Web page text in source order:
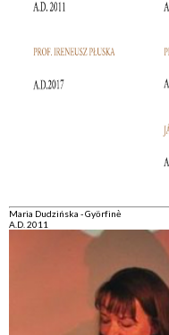
Maria Dudzińska - Györfinè
A.D. 2011